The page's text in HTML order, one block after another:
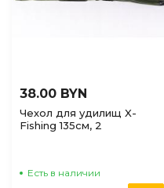
38.00 BYN
Чехол для удилищ X-
Fishing 135см, 2
Есть в наличии